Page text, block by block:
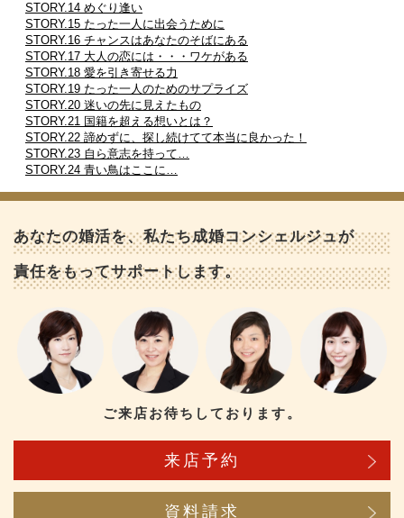
STORY.14 めぐり逢い
STORY.15 たった一人に出会うために
STORY.16 チャンスはあなたのそばにある
STORY.17 大人の恋には・・・ワケがある
STORY.18 愛を引き寄せる力
STORY.19 たった一人のためのサプライズ
STORY.20 迷いの先に見えたもの
STORY.21 国籍を超える想いとは？
STORY.22 諦めずに、探し続けてて本当に良かった！
STORY.23 自ら意志を持って…
STORY.24 青い鳥はここに…
あなたの婚活を、私たち成婚コンシェルジュが
責任をもってサポートします。
ご来店お待ちしております。
来店予約
資料請求